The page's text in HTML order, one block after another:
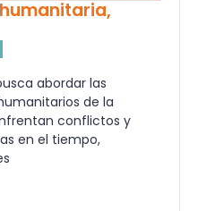
abordar las
de la
conflictos y
en el tiempo,